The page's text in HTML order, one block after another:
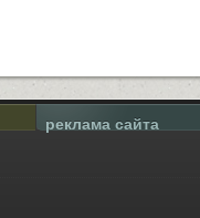
реклама сайта